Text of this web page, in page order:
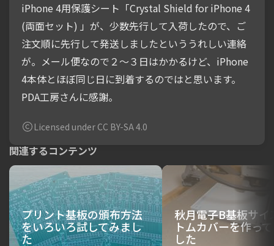
iPhone 4用保護シート「Crystal Shield for iPhone 4
(両面セット) 」が、少数先行して入荷したので、ご
注文順に先行して発送しましたといううれしい連絡
が。メール便なので２〜３日はかかるけど、iPhone
4本体とほぼ同じ日に到着するのではと思います。
PDA工房さんに感謝。
Licensed under CC BY-SA 4.0
関連するコンテンツ
プリント基板の頒布方法
をいろいろ試してみまし
た
秋月電子B基板サイ
トムカバーを作っ
した